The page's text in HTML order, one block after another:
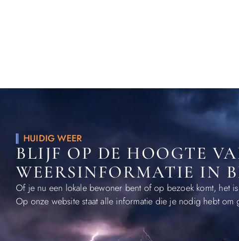
HUIDIG ​​WEER
BLIJF OP DE HOOGTE
WEERSINFORMATIE IN
Of je nu een lokale bewoner bent of op bezoek komt, het
Op onze website staat alle informatie die je nodig hebt